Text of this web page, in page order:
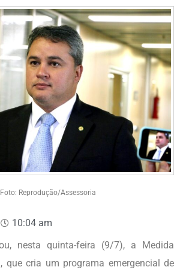
Reprodução/Assessoria
10:04 am
nesta quinta-feira (9/7), a Medida
que cria um programa emergencial de